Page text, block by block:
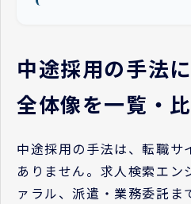
中途採用の手法
全体像を一覧・
中途採用の手法は、転職サ
ありません。求人検索エン
ァラル、派遣・業務委託ま